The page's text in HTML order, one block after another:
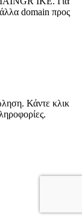
άλλα domain προς
Κάντε κλικ